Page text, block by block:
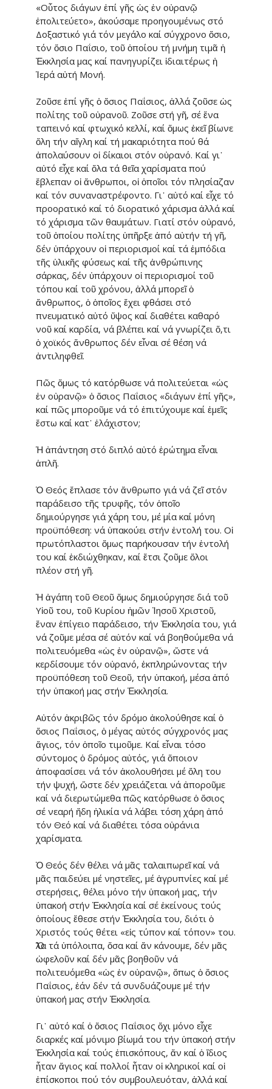
«Οὗτος διάγων ἐπί γῆς ὡς ἐν οὐρανῷ
ἐπολιτεύετο», ἀκούσαμε προηγουμένως στό
Δοξαστικό γιά τόν μεγάλο καί σύγχρονο ὅσιο,
τόν ὅσιο Παΐσιο, τοῦ ὁποίου τή μνήμη τιμᾶ ἡ
Ἐκκλησία μας καί πανη­γυ­ρίζει ἰδιαιτέρως ἡ
Ἱερά αὐτή Μονή.
Ζοῦσε ἐπί γῆς ὁ ὅσιος Παΐσιος, ἀλλά ζοῦσε ὡς
πολίτης τοῦ οὐρα­νοῦ. Ζοῦσε στή γῆ, σέ ἕνα
ταπεινό καί φτωχικό κελλί, καί ὅμως ἐκεῖ βίωνε
ὅλη τήν αἴγλη καί τή μακα­ριό­τητα πού θά
ἀπολαύσουν οἱ δί­καιοι στόν οὐρανό. Καί γι᾽
αὐτό εἶχε καί ὅλα τά θεῖα χαρίσματα πού
ἔβλεπαν οἱ ἄνθρωποι, οἱ ὁποῖοι τόν πλησίαζαν
καί τόν συναναστρέ­φο­ντο. Γι᾽ αὐτό καί εἶχε τό
προορατι­κό καί τό διορατικό χάρισμα ἀλλά καί
τό χάρισμα τῶν θαυμάτων. Γιατί στόν οὐρανό,
τοῦ ὁποίου πο­λί­της ὑπῆρξε ἀπό αὐτήν τή γῆ,
δέν ὑπάρχουν οἱ περιορισμοί καί τά ἐμπόδια
τῆς ὑλικῆς φύσεως καί τῆς ἀνθρώπινης
σάρκας, δέν ὑπάρχουν οἱ περιορισμοί τοῦ
τόπου καί τοῦ χρόνου, ἀλλά μπορεῖ ὁ
ἄνθρωπος, ὁ ὁποῖος ἔχει φθάσει στό
πνευματικό αὐτό ὕψος καί διαθέτει καθαρό
νοῦ καί καρδία, νά βλέπει καί νά γνω­ρί­ζει ὅ,τι
ὁ χοϊκός ἄνθρωπος δέν εἶναι σέ θέση νά
ἀντιληφθεῖ.
Πῶς ὅμως τό κατόρθωσε νά πολι­τεύεται «ὡς
ἐν οὐρανῷ» ὁ ὅσιος Παΐσιος «διάγων ἐπί γῆς»,
καί πῶς μποροῦμε νά τό ἐπιτύχουμε καί ἐμεῖς
ἔστω καί κατ᾽ ἐλάχιστον;
Ἡ ἀπάντηση στό διπλό αὐτό ἐρώ­τημα εἶναι
ἁπλῆ.
Ὁ Θεός ἔπλασε τόν ἄνθρωπο γιά νά ζεῖ στόν
παράδεισο τῆς τρυφῆς, τόν ὁποῖο
δημιούργησε γιά χάρη του, μέ μία καί μόνη
προϋπόθεση: νά ὑπακούει στήν ἐντολή του. Οἱ
πρωτόπλαστοι ὅμως παρήκουσαν τήν ἐντολή
του καί ἐκδιώχθηκαν, καί ἔτσι ζοῦμε ὅλοι
πλέον στή γῆ.
Ἡ ἀγάπη τοῦ Θεοῦ ὅμως δημιούρ­γη­σε διά τοῦ
Υἱοῦ του, τοῦ Κυρίου ἡμῶν Ἰησοῦ Χριστοῦ,
ἕναν ἐπίγειο παράδεισο, τήν Ἐκκλησία του, γιά
νά ζοῦμε μέσα σέ αὐτόν καί νά βοηθούμεθα νά
πολιτευόμεθα «ὡς ἐν οὐρανῷ», ὥστε νά
κερδίσουμε τόν οὐρανό, ἐκπληρώνοντας τήν
προϋπόθεση τοῦ Θεοῦ, τήν ὑπακοή, μέσα ἀπό
τήν ὑπακοή μας στήν Ἐκ­κλησία.
Αὐτόν ἀκριβῶς τόν δρόμο ἀκο­λού­θησε καί ὁ
ὅσιος Παΐσιος, ὁ μέγας αὐτός σύγχρονός μας
ἅγιος, τόν ὁποῖο τιμοῦμε. Καί εἶναι τόσο
σύντομος ὁ δρόμος αὐτός, γιά ὅποι­ον
ἀποφασίσει νά τόν ἀκολου­θήσει μέ ὅλη του
τήν ψυχή, ὥστε δέν χρειάζεται νά ἀποροῦμε
καί νά διερωτώμεθα πῶς κατόρθωσε ὁ ὅσιος
σέ νεαρή ἤδη ἡλικία νά λάβει τόση χάρη ἀπό
τόν Θεό καί νά διαθέτει τόσα οὐράνια
χαρίσματα.
Ὁ Θεός δέν θέλει νά μᾶς ταλαι­πωρεῖ καί νά
μᾶς παιδεύει μέ νη­στεῖες, μέ ἀγρυπνίες καί μέ
στερή­σεις, θέλει μόνο τήν ὑπακοή μας, τήν
ὑπακοή στήν Ἐκκλησία καί σέ ἐκείνους τούς
ὁποίους ἔθεσε στήν Ἐκκλησία του, διότι ὁ
Χριστός τούς θέτει «εἰς τύπον καί τόπον» του.
Ὅλα τά ὑπόλοιπα, ὅσα καί ἄν κά­νουμε, δέν μᾶς
ὠφελοῦν καί δέν μᾶς βοη­θοῦν νά
πολιτευόμεθα «ὡς ἐν οὐρανῷ», ὅπως ὁ ὅσιος
Παΐσιος, ἐάν δέν τά συνδυάζουμε μέ τήν
ὑπακοή μας στήν Ἐκκλησία.
Γι᾽ αὐτό καί ὁ ὅσιος Παΐσιος ὄχι μόνο εἶχε
διαρκές καί μόνιμο βίω­μά του τήν ὑπακοή στήν
Ἐκκλησία καί τούς ἐπισκόπους, ἄν καί ὁ ἴδιος
ἦταν ἅγιος καί πολλοί ἦταν οἱ κλη­ρικοί καί οἱ
ἐπίσκοποι πού τόν συμ­βουλευόταν, ἀλλά καί